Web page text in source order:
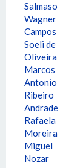
Salmaso
Wagner
Campos
Soeli de
Oliveira
Marcos
Antonio
Ribeiro
Andrade
Rafaela
Moreira
Miguel
Nozar